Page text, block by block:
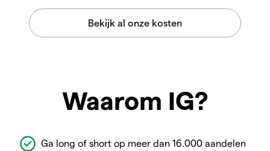
Waarom IG?
Ga long of short op meer dan 16.000 aandelen